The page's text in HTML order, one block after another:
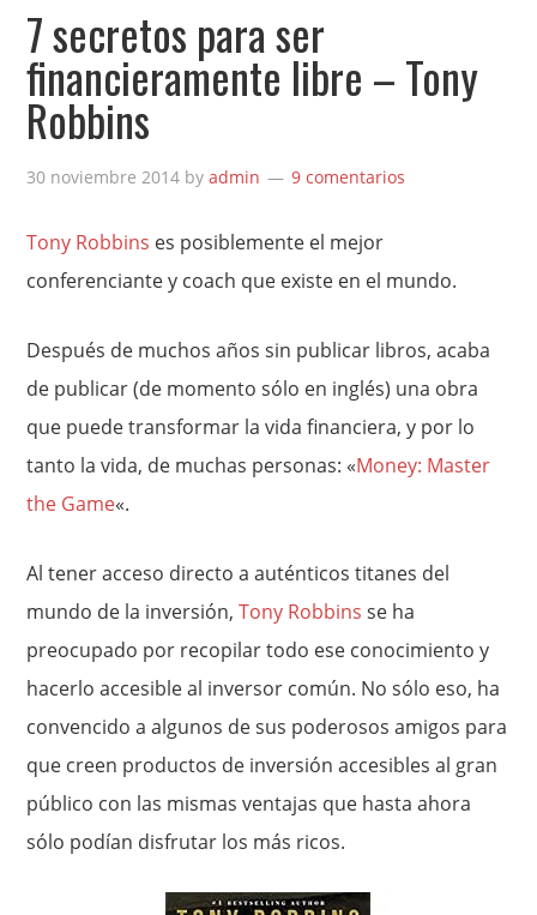
7 secretos para ser
financieramente libre – Tony
Robbins
30 noviembre 2014 byadmin 9 comentarios
Tony Robbins es posiblemente el mejor
conferenciante y coach que existe en el mundo.
Después de muchos años sin publicar libros, acaba
de publicar (de momento sólo en inglés) una obra
que puede transformar la vida financiera, y por lo
tanto la vida, de muchas personas: «Money: Master
the Game«.
Al tener acceso directo a auténticos titanes del
mundo de la inversión,Tony Robbins se ha
preocupado por recopilar todo ese conocimiento y
hacerlo accesible al inversor común. No sólo eso, ha
convencido a algunos de sus poderosos amigos para
que creen productos de inversión accesibles al gran
público con las mismas ventajas que hasta ahora
sólo podían disfrutar los más ricos.